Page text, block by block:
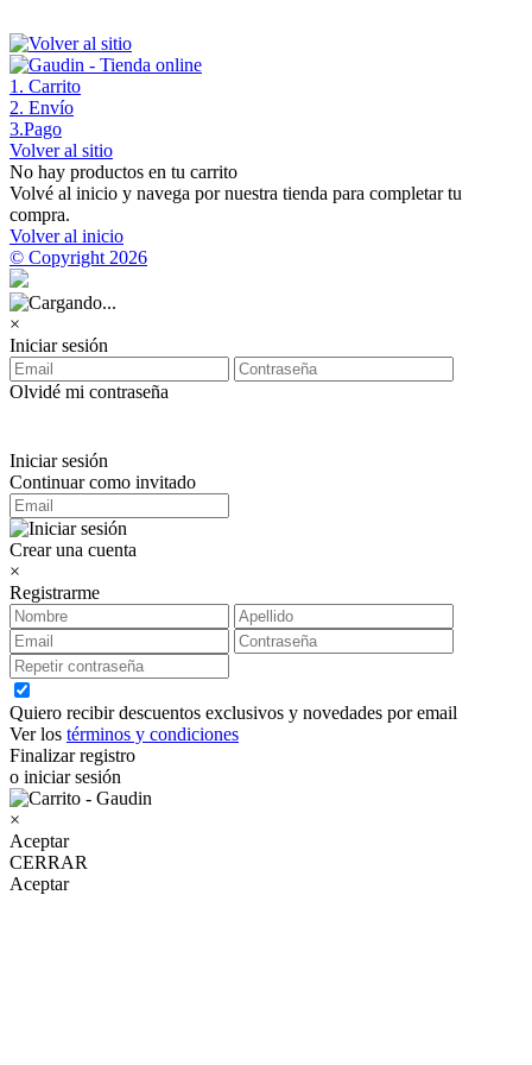
1 . Carrito
2. Envío
3.Pago
Volver al sitio
No hay productos en tu carrito
Volvé al inicio y navega por nuestra tienda para completar tu
compra.
Volver al inicio
© Copyright 2026
×
Iniciar sesión
Olvidé mi contraseña
Iniciar sesión
Continuar como invitado
Crear una cuenta
×
Registrarme
Quiero recibir descuentos exclusivos y novedades por email
Ver los términos y condiciones
Finalizar registro
o iniciar sesión
×
Aceptar
CERRAR
Aceptar